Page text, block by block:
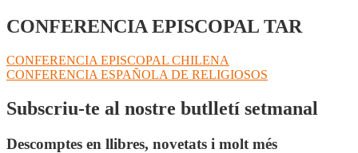
CONFERENCIA EPISCOPAL TAR
Navegació
d'entrades
Entrada
anterior:
CONFERENCIA EPISCOPAL CHILENA
Pròxima
CONFERENCIA ESPAÑOLA DE RELIGIOSOS
Subscriu-te al nostre butlletí setmanal
Descomptes en llibres, novetats i molt més